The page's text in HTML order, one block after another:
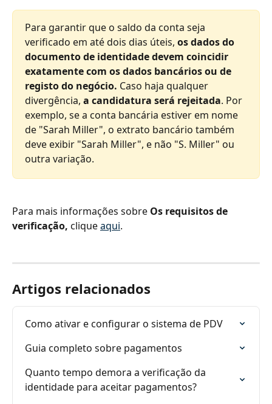
Para garantir que o saldo da conta seja
verificado em até dois dias úteis, os dados do
documento de identidade devem coincidir
exatamente com os dados bancários ou de
registo do negócio. Caso haja qualquer
divergência, a candidatura será rejeitada. Por
exemplo, se a conta bancária estiver em nome
de "Sarah Miller", o extrato bancário também
deve exibir "Sarah Miller", e não "S. Miller" ou
outra variação.
Para mais informações sobre Os requisitos de
verificação, clique aqui.
Artigos relacionados
Como ativar e configurar o sistema de PDV
Guia completo sobre pagamentos
Quanto tempo demora a verificação da
identidade para aceitar pagamentos?